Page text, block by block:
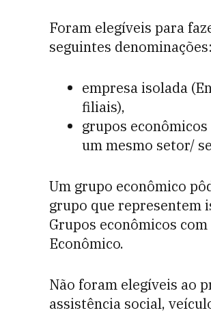
Foram elegíveis para
seguintes denominações:
empresa isolada
filiais),
grupos
um mesmo setor/
Um grupo econômico
grupo que representem
Grupos econômicos
Econômico.
Não foram elegíveis ao
assistência social,